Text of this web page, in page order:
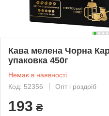
Кава мелена Чорна
упаковка 450г
Немає в наявності
Код: 52356
Опт і роздріб
193 ₴